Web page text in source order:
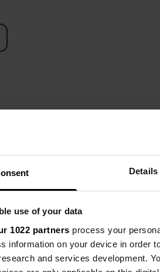
Details
use of your data
1022 partners process your
information on your device in order
and services development.
super sympa !
mars
Quel joli
très beaux